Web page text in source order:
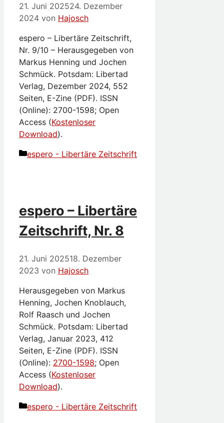
21. Juni 202524. Dezember
2024 von Hajosch
espero – Libertäre Zeitschrift,
Nr. 9/10 – Herausgegeben von
Markus Henning und Jochen
Schmück. Potsdam: Libertad
Verlag, Dezember 2024, 552
Seiten, E-Zine (PDF). ISSN
(Online): 2700-1598; Open
Access (Kostenloser
Download).
Kategorien
espero - Libertäre Zeitschrift
espero – Libertäre
Zeitschrift, Nr. 8
21. Juni 202518. Dezember
2023 von Hajosch
Herausgegeben von Markus
Henning, Jochen Knoblauch,
Rolf Raasch und Jochen
Schmück. Potsdam: Libertad
Verlag, Januar 2023, 412
Seiten, E-Zine (PDF). ISSN
(Online): 2700-1598; Open
Access (Kostenloser
Download).
Kategorien
espero - Libertäre Zeitschrift